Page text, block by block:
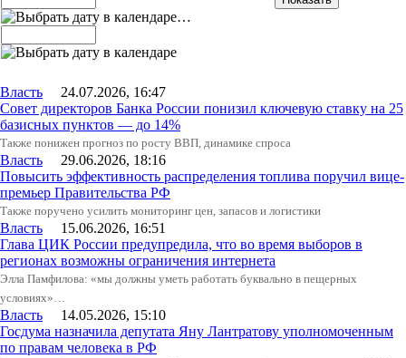
…
Власть 24.07.2026, 16:47
Совет директоров Банка России понизил ключевую ставку на 25
базисных пунктов — до 14%
Также понижен прогноз по росту ВВП, динамике спроса
Власть 29.06.2026, 18:16
Повысить эффективность распределения топлива поручил вице-
премьер Правительства РФ
Также поручено усилить мониторинг цен, запасов и логистики
Власть 15.06.2026, 16:51
Глава ЦИК России предупредила, что во время выборов в
регионах возможны ограничения интернета
Элла Памфилова: «мы должны уметь работать буквально в пещерных
условиях»…
Власть 14.05.2026, 15:10
Госдума назначила депутата Яну Лантратову уполномоченным
по правам человека в РФ